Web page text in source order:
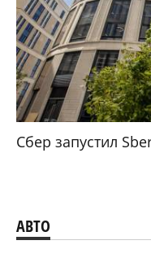
Сбер запустил
АВТО